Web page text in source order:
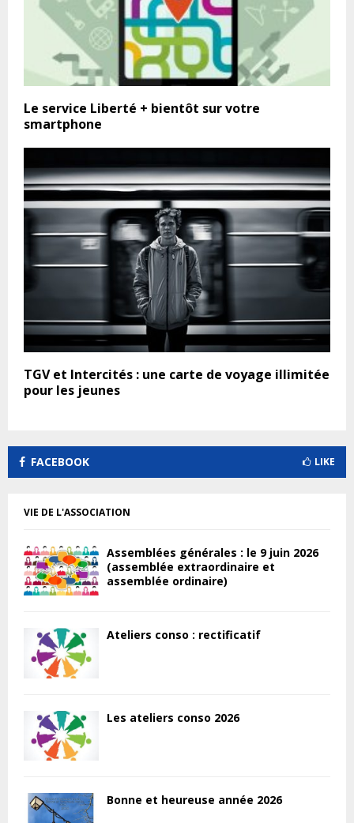
Le service Liberté + bientôt sur votre
smartphone
TGV et Intercités : une carte de voyage illimitée
pour les jeunes
FACEBOOK LIKE
VIE DE L'ASSOCIATION
Assemblées générales : le 9 juin 2026
(assemblée extraordinaire et
assemblée ordinaire)
Ateliers conso : rectificatif
Les ateliers conso 2026
Bonne et heureuse année 2026